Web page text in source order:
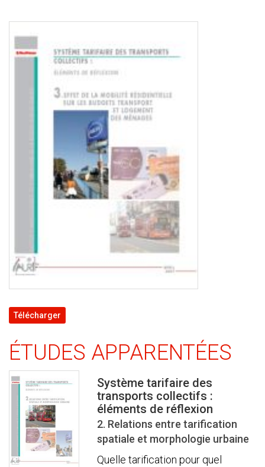
Télécharger
ÉTUDES APPARENTÉES
Système tarifaire des
transports collectifs :
éléments de réflexion
2. Relations entre tarification
spatiale et morphologie urbaine
Quelle tarification pour quel